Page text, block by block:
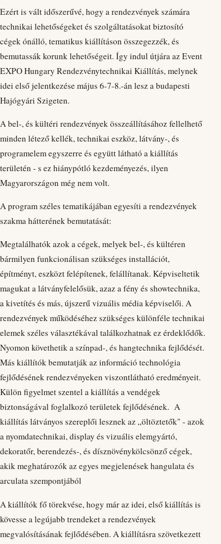
Ezért is vált időszerűvé, hogy a rendezvények számára
technikai lehetőségeket és szolgáltatásokat biztosító
cégek ónálló, tematikus kiállításon összegezzék, és
bemutassák korunk lehetőségeit. Így indul útjára az Event
EXPO Hungary Rendezvénytechnikai Kiállítás, melynek
idei első jelentkezése május 6-7-8.-án lesz a budapesti
Hajógyári Szigeten.
A bel-, és kültéri rendezvények összeállításához fellelhető
minden létező kellék, technikai eszköz, látvány-, és
programelem egyszerre és együtt látható a kiállítás
területén - s ez hiánypótló kezdeményezés, ilyen
Magyarországon még nem volt.
A program széles tematikájában egyesíti a rendezvények
szakma hátterének bemutatását:
Megtalálhatók azok a cégek, melyek bel-, és kültéren
bármilyen funkcionálisan szükséges installációt,
építményt, eszközt felépítenek, felállítanak. Képviseltetik
magukat a látványfelelősük, azaz a fény és showtechnika,
a kivetítés és más, újszerű vizuális média képviselői. A
rendezvények működéséhez szükséges különféle technikai
elemek széles választékával találkozhatnak ez érdeklődők.
Nyomon követhetik a színpad-, és hangtechnika fejlődését.
Más kiállítók bemutatják az információ technológia
fejlődésének rendezvényeken viszontlátható eredményeit.
Külön figyelmet szentel a kiállítás a vendégek
biztonságával foglalkozó területek fejlődésének. A
kiállítás látványos szereplői lesznek az „öltöztetők" - azok
a nyomdatechnikai, display és vizuális elemgyártó,
dekoratőr, berendezés-, és dísznövénykölcsönző cégek,
akik meghatározók az egyes megjelenések hangulata és
arculata szempontjából
A kiállítók fő törekvése, hogy már az idei, első kiállítás is
kövesse a legújabb trendeket a rendezvények
megvalósításának fejlődésében. A kiállításra szövetkezett